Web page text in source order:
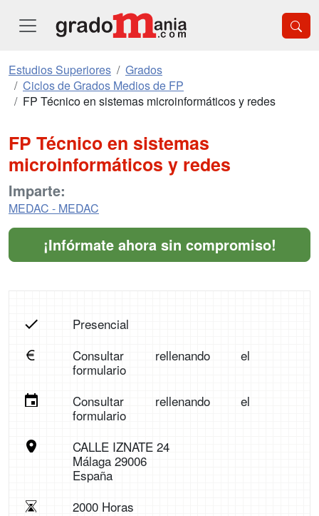
Estudios Superiores
Grados
Ciclos de Grados Medios de FP
FP Técnico en sistemas microinformáticos y redes
FP Técnico en sistemas
microinformáticos y redes
Imparte:
MEDAC - MEDAC
¡Infórmate ahora sin compromiso!
Presencial
Consultar rellenando el
formulario
Consultar rellenando el
formulario
CALLE IZNATE 24
Málaga 29006
España
2000 Horas